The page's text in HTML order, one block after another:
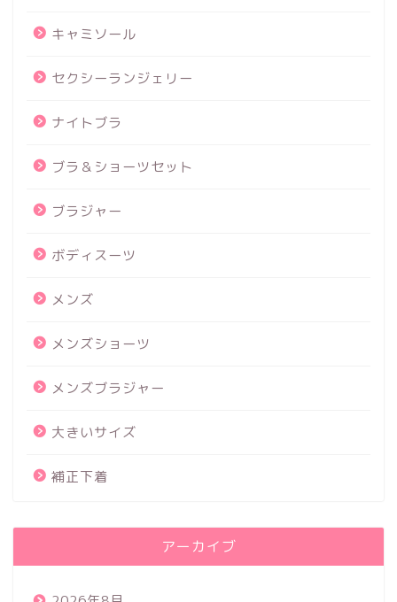
キャミソール
セクシーランジェリー
ナイトブラ
ブラ＆ショーツセット
ブラジャー
ボディスーツ
メンズ
メンズショーツ
メンズブラジャー
大きいサイズ
補正下着
アーカイブ